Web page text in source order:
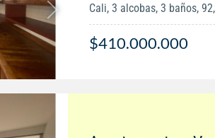
Cali, 3 alcobas, 3 baños,
$410.000.000